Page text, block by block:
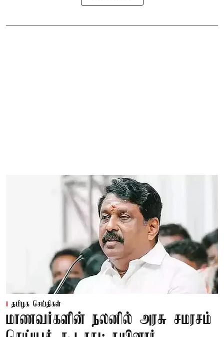
தமிழக செய்திகள்
மாணவர்களின் நலனில் அரசு சமரசம்